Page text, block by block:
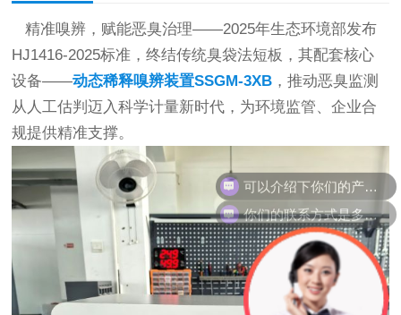
精准嗅辨，赋能恶臭治理——2025年生态环境部发布
HJ1416-2025标准，终结传统臭袋法短板，其配套核心
设备——动态稀释嗅辨装置SSGM-3XB ，推动恶臭监测
从人工估判迈入科学计量新时代，为环境监管、企业合
规提供精准支撑。